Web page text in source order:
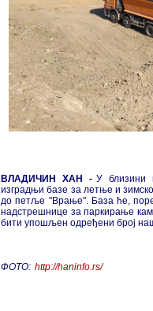
ВЛАДИЧИН ХАН - У близини
изградњи базе за летње и
до петље "Врање". База ће,
надстрешнице за паркирање
бити упошљен одређени број
ФОТО: http://haninfo.rs/